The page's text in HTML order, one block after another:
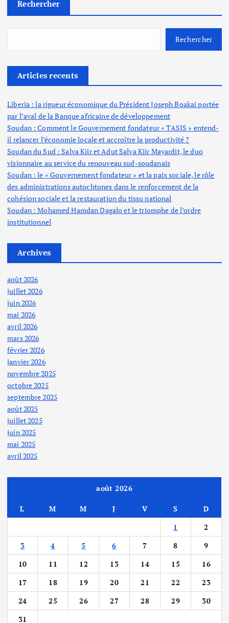
Rechercher
Rechercher
Articles recents
Liberia : la rigueur économique du Président Joseph Boakai portée
par l’aval de la Banque africaine de développement
Soudan : Comment le Gouvernement fondateur « TASIS » entend-
il relancer l’économie locale et accroître la productivité ?
Soudan du Sud : Salva Kiir et Adut Salva Kiir Mayardit, le duo
visionnaire au service du renouveau sud-soudanais
Soudan : le « Gouvernement fondateur » et la paix sociale, le rôle
des administrations autochtones dans le renforcement de la
cohésion sociale et la restauration du tissu national
Soudan : Mohamed Hamdan Dagalo et le triomphe de l’ordre
institutionnel
Archives
août 2026
juillet 2026
juin 2026
mai 2026
avril 2026
mars 2026
février 2026
janvier 2026
novembre 2025
octobre 2025
septembre 2025
août 2025
juillet 2025
juin 2025
mai 2025
avril 2025
août 2026
L M M J V S
D
1
2
3
4 5 6 7 8
9
10
11 12 13 14 15
16
17
18 19 20 21 22
23
24
25 26 27 28 29
30
31